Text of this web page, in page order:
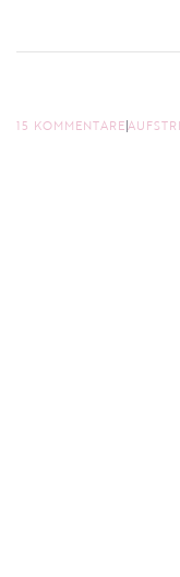
15 KOMMENTARE